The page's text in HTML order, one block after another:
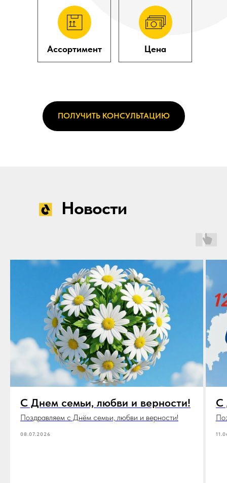
Ассортимент Цена
ПОЛУЧИТЬ КОНСУЛЬТАЦИЮ
Новости
С Днем семьи, любви и верности!
Поздравляем с Днём семьи, любви и верности!
08.07.2026
С
Нужна помощь
в подборе
масла?
Оставьте заявку, и наш
технический специалист
свяжется с вами